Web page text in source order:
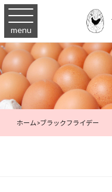
menu
ホーム>ブラックフライデー